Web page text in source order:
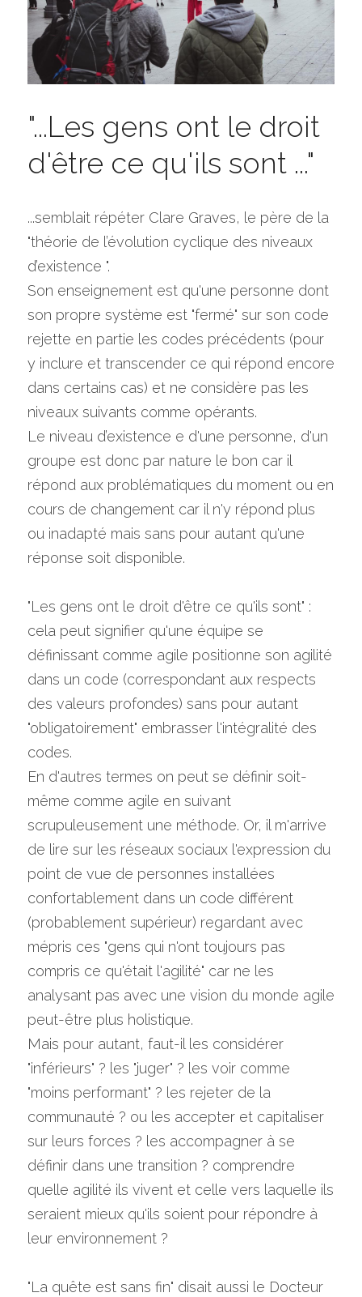
"...Les gens ont le droit
d'être ce qu'ils sont ..."
...semblait répéter Clare Graves, le père de la
"théorie de l’évolution cyclique des niveaux
d’existence ".
Son enseignement est qu'une personne dont
son propre système est "fermé" sur son code
rejette en partie les codes précédents (pour
y inclure et transcender ce qui répond encore
dans certains cas) et ne considère pas les
niveaux suivants comme opérants.
Le niveau d’existence e d'une personne, d'un
groupe est donc par nature le bon car il
répond aux problématiques du moment ou en
cours de changement car il n'y répond plus
ou inadapté mais sans pour autant qu'une
réponse soit disponible.
"Les gens ont le droit d'être ce qu'ils sont" :
cela peut signifier qu'une équipe se
définissant comme agile positionne son agilité
dans un code (correspondant aux respects
des valeurs profondes) sans pour autant
"obligatoirement" embrasser l'intégralité des
codes.
En d'autres termes on peut se définir soit-
même comme agile en suivant
scrupuleusement une méthode. Or, il m'arrive
de lire sur les réseaux sociaux l'expression du
point de vue de personnes installées
confortablement dans un code différent
(probablement supérieur) regardant avec
mépris ces "gens qui n'ont toujours pas
compris ce qu'était l'agilité" car ne les
analysant pas avec une vision du monde agile
peut-être plus holistique.
Mais pour autant, faut-il les considérer
"inférieurs" ? les "juger" ? les voir comme
"moins performant" ? les rejeter de la
communauté ? ou les accepter et capitaliser
sur leurs forces ? les accompagner à se
définir dans une transition ? comprendre
quelle agilité ils vivent et celle vers laquelle ils
seraient mieux qu'ils soient pour répondre à
leur environnement ?
"La quête est sans fin" disait aussi le Docteur